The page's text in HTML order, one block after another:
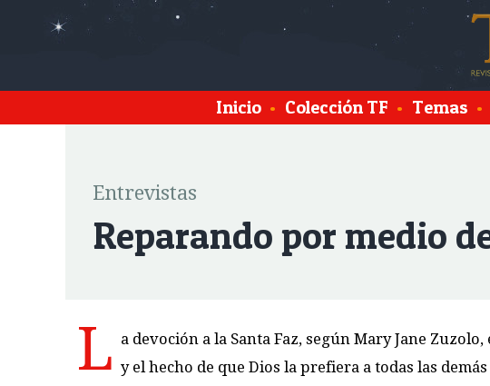
Inicio • Colección TF • Temas •
Entrevistas
Reparando por medio
L a devoción a la Santa Faz, según Mary Jane
y el hecho de que Dios la prefiera a todas las